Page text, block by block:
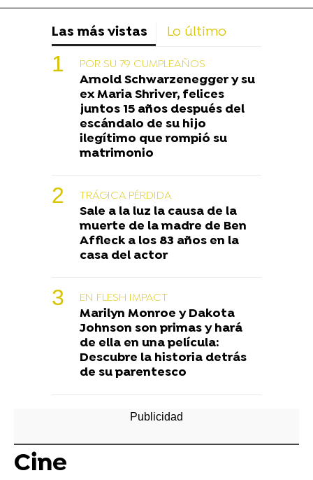
Las más vistas Lo último
POR SU 79 CUMPLEAÑOS
Arnold Schwarzenegger y su
ex Maria Shriver, felices
juntos 15 años después del
escándalo de su hijo
ilegítimo que rompió su
matrimonio
TRÁGICA PÉRDIDA
Sale a la luz la causa de la
muerte de la madre de Ben
Affleck a los 83 años en la
casa del actor
EN FLESH IMPACT
Marilyn Monroe y Dakota
Johnson son primas y hará
de ella en una película:
Descubre la historia detrás
de su parentesco
Cine